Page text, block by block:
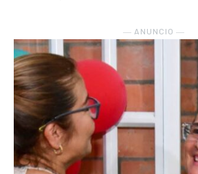
― ANUNCIO ―